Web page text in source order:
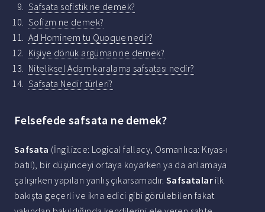
Safsata sofistik ne demek?
Sofizm ne demek?
Ad Hominem tu Quoque nedir?
Kişiye dönük argüman ne demek?
Niteliksel Adam karalama safsatası nedir?
Safsata Nedir türleri?
Felsefede safsata ne demek?
Safsata (İngilizce: Logical fallacy, Osmanlıca: Kıyas-ı
batıl), bir düşünceyi ortaya koyarken ya da anlamaya
çalışırken yapılan yanlış çıkarsamadır. Safsatalar ilk
bakışta geçerli ve ikna edici gibi görülebilen fakat